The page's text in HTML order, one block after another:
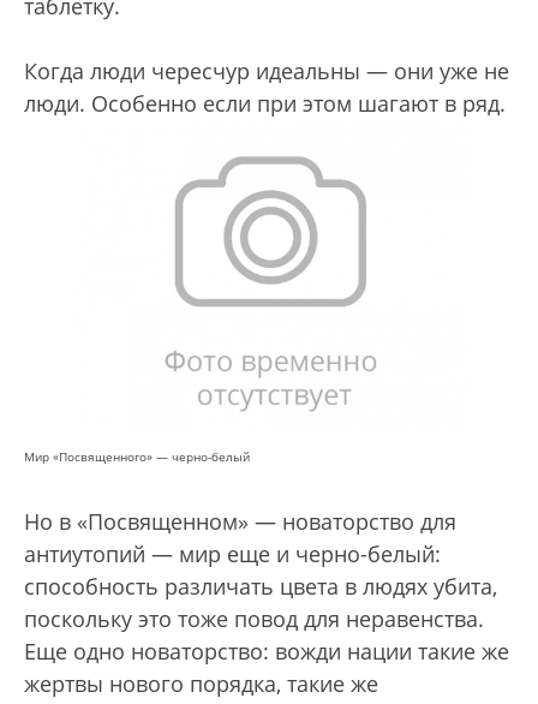
таблетку.
Когда люди чересчур идеальны — они уже не
люди. Особенно если при этом шагают в ряд.
Мир «Посвященного» — черно-белый
Но в «Посвященном» — новаторство для
антиутопий — мир еще и черно-белый:
способность различать цвета в людях убита,
поскольку это тоже повод для неравенства.
Еще одно новаторство: вожди нации такие же
жертвы нового порядка, такие же